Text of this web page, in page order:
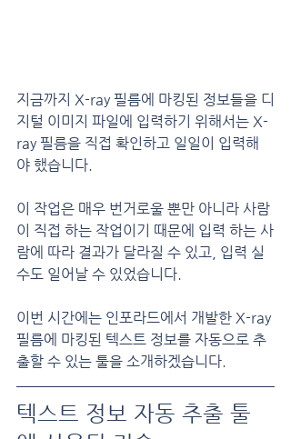
지금까지 X-ray 필름에 마킹된 정보들을 디
지털 이미지 파일에 입력하기 위해서는 X-
ray 필름을 직접 확인하고 일일이 입력해
야 했습니다.
이 작업은 매우 번거로울 뿐만 아니라 사람
이 직접 하는 작업이기 때문에 입력 하는 사
람에 따라 결과가 달라질 수 있고, 입력 실
수도 일어날 수 있었습니다.
이번 시간에는 인포라드에서 개발한 X-ray
필름에 마킹된 텍스트 정보를 자동으로 추
출할 수 있는 툴을 소개하겠습니다.
텍스트 정보 자동 추출 툴